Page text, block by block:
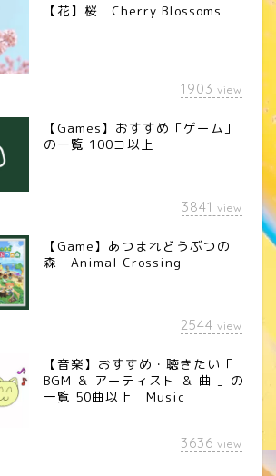
【花】桜 Cherry Blossoms
1903 view
【Games】おすすめ「ゲーム」
の一覧 100コ以上
3841 view
【Game】あつまれどうぶつの
森 Animal Crossing
2544 view
【音楽】おすすめ・聴きたい「
BGM ＆ アーティスト ＆ 曲 」の
一覧 50曲以上 Music
3636 view